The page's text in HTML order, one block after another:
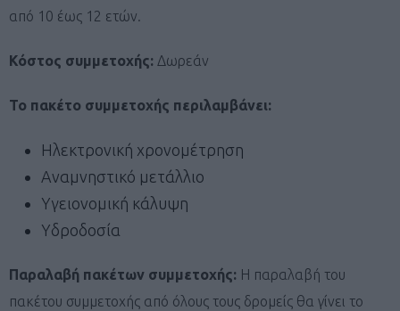
από 10 έως 12 ετών.
Κόστος συμμετοχής: Δωρεάν
Το πακέτο συμμετοχής περιλαμβάνει:
Ηλεκτρονική χρονομέτρηση
Αναμνηστικό μετάλλιο
Υγειονομική κάλυψη
Υδροδοσία
Παραλαβή πακέτων συμμετοχής: Η παραλαβή του
πακέτου συμμετοχής από όλους τους δρομείς θα γίνει το